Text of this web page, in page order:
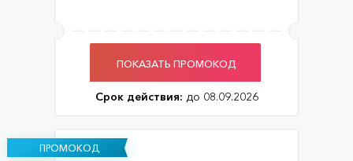
ПОКАЗАТЬ ПРОМОКОД
Срок действия: до 08.09.2026
ПРОМОКОД